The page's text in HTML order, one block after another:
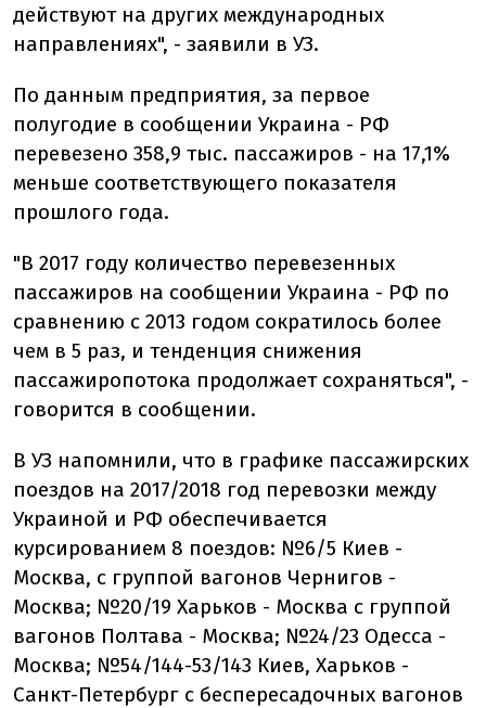
действуют на других международных
направлениях", - заявили в УЗ.
По данным предприятия, за первое
полугодие в сообщении Украина - РФ
перевезено 358,9 тыс. пассажиров - на 17,1%
меньше соответствующего показателя
прошлого года.
"В 2017 году количество перевезенных
пассажиров на сообщении Украина - РФ по
сравнению с 2013 годом сократилось более
чем в 5 раз, и тенденция снижения
пассажиропотока продолжает сохраняться", -
говорится в сообщении.
В УЗ напомнили, что в графике пассажирских
поездов на 2017/2018 год перевозки между
Украиной и РФ обеспечивается
курсированием 8 поездов: №6/5 Киев -
Москва, с группой вагонов Чернигов -
Москва; №20/19 Харьков - Москва с группой
вагонов Полтава - Москва; №24/23 Одесса -
Москва; №54/144-53/143 Киев, Харьков -
Санкт-Петербург с беспересадочных вагонов